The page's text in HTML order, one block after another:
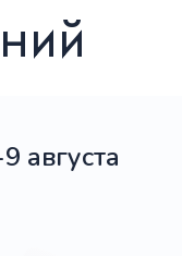
августа